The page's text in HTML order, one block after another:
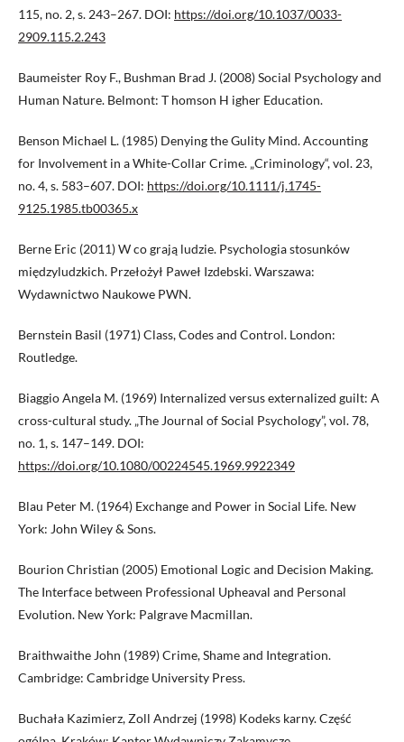
115, no. 2, s. 243–267. DOI: https://doi.org/10.1037/0033-
2909.115.2.243
Baumeister Roy F., Bushman Brad J. (2008) Social Psychology and
Human Nature. Belmont: T homson H igher Education.
Benson Michael L. (1985) Denying the Gulity Mind. Accounting
for Involvement in a White-Collar Crime. „Criminology“, vol. 23,
no. 4, s. 583–607. DOI: https://doi.org/10.1111/j.1745-
9125.1985.tb00365.x
Berne Eric (2011) W co grają ludzie. Psychologia stosunków
międzyludzkich. Przełożył Paweł Izdebski. Warszawa:
Wydawnictwo Naukowe PWN.
Bernstein Basil (1971) Class, Codes and Control. London:
Routledge.
Biaggio Angela M. (1969) Internalized versus externalized guilt: A
cross-cultural study. „The Journal of Social Psychology”, vol. 78,
no. 1, s. 147–149. DOI:
https://doi.org/10.1080/00224545.1969.9922349
Blau Peter M. (1964) Exchange and Power in Social Life. New
York: John Wiley & Sons.
Bourion Christian (2005) Emotional Logic and Decision Making.
The Interface between Professional Upheaval and Personal
Evolution. New York: Palgrave Macmillan.
Braithwaithe John (1989) Crime, Shame and Integration.
Cambridge: Cambridge University Press.
Buchała Kazimierz, Zoll Andrzej (1998) Kodeks karny. Część